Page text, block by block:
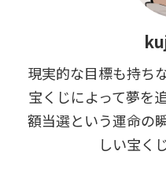
現実的な目標も持ち
宝くじによって夢を
額当選という運命の
しい宝く